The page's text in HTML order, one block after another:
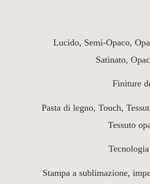
Lucido, Semi-Opaco,
Satinato,
Finiture
Pasta di legno, Touch,
Tessuto
Stampa a sublimazione,